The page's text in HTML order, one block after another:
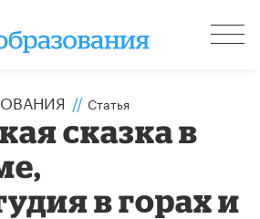
// Статья
сказка в
в горах и